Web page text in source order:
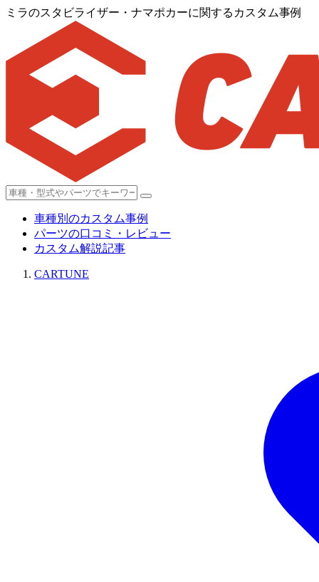
ミラのスタビライザー・ナマポカーに関するカスタム事例
車種別のカスタム事例
パーツの口コミ・レビュー
カスタム解説記事
CARTUNE